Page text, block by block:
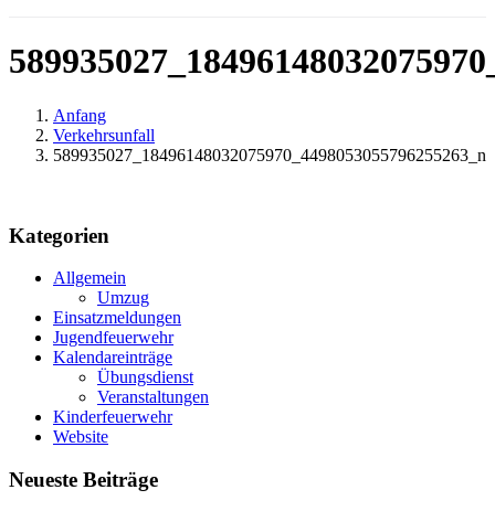
Anfang
Verkehrsunfall
589935027_18496148032075970_4498053055796255263_n
Kategorien
Allgemein
Umzug
Einsatzmeldungen
Jugendfeuerwehr
Kalendareinträge
Übungsdienst
Veranstaltungen
Kinderfeuerwehr
Website
Neueste Beiträge